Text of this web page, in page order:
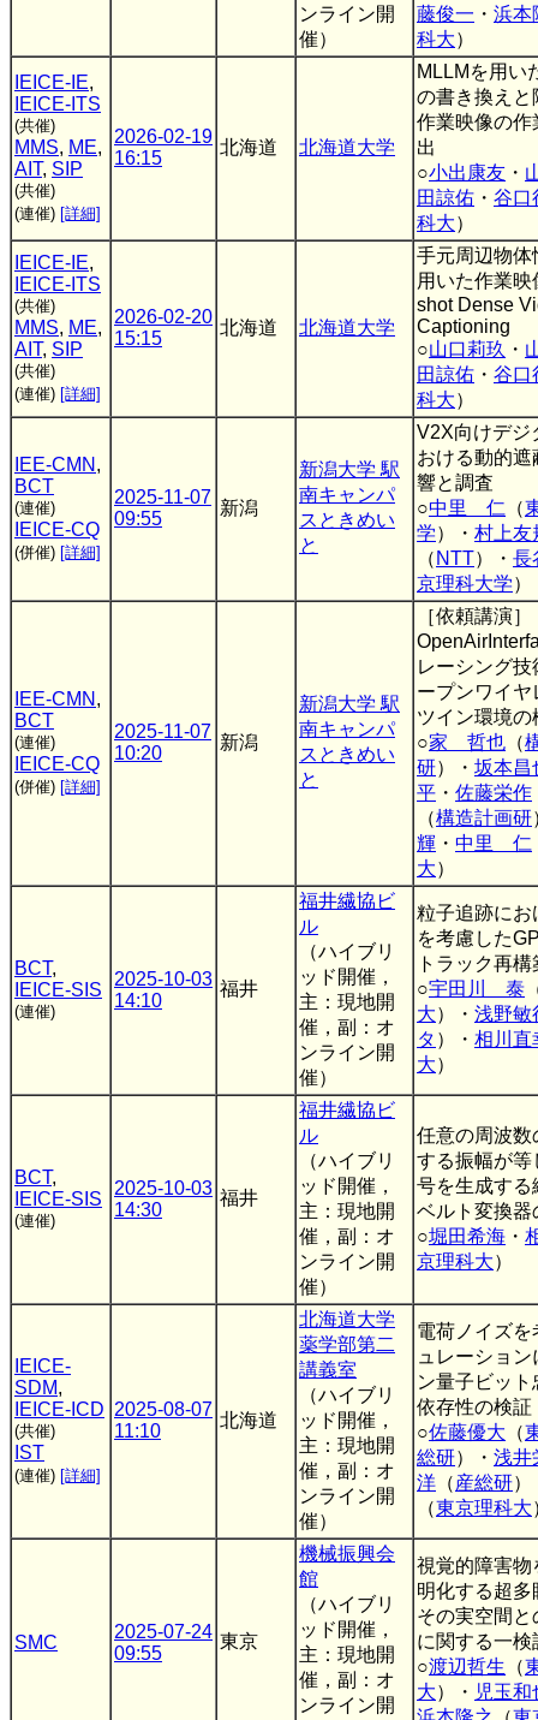
ンライン開
催）
藤俊一 ・ 浜本
科大）
IEICE-IE,
IEICE-ITS
(共催)
MMS, ME,
AIT, SIP
(共催)
(連催) [詳細]
2026-02-19
16:15
北海道 北海道大学
MLLMを用い
の書き換えと
作業映像の作
出
○小出康友 ・
田諒佑 ・ 谷口
科大）
IEICE-IE,
IEICE-ITS
(共催)
MMS, ME,
AIT, SIP
(共催)
(連催) [詳細]
2026-02-20
15:15
北海道 北海道大学
手元周辺物体
用いた作業映
shot Dense
Captioning
○山口莉玖 ・
田諒佑 ・ 谷口
科大）
IEE-CMN ,
BCT
(連催)
IEICE-CQ
(併催) [詳細]
2025-11-07
09:55
新潟
新潟大学 駅
南キャンパ
スときめい
と
V2X向けデジ
おける動的
響と調査
○中里 仁 （
学）・ 村上友
（ NTT）・ 長
京理科大学）
IEE-CMN ,
BCT
(連催)
IEICE-CQ
(併催) [詳細]
2025-11-07
10:20
新潟
新潟大学 駅
南キャンパ
スときめい
と
［依頼講演］
レーシング
ープンワイ
ツイン環境の
○家 哲也 （
研）・ 坂本昌
平 ・ 佐藤栄作
（構造計画研
輝 ・ 中里 仁
大）
BCT,
IEICE-SIS
(連催)
2025-10-03
14:10
福井
福井繊協ビ
ル
（ハイブリ
ッド開催，
主：現地開
催，副：オ
ンライン開
催）
粒子追跡にお
を考慮した
トラック再
○宇田川 泰
大）・ 浅野敏
タ ）・ 相川直
大）
BCT,
IEICE-SIS
(連催)
2025-10-03
14:30
福井
福井繊協ビ
ル
（ハイブリ
ッド開催，
主：現地開
催，副：オ
ンライン開
催）
任意の周波数
する振幅が等
号を生成する
ベルト変換器
○堀田希海 ・
京理科大）
IEICE-
SDM,
IEICE-ICD
(共催)
IST
(連催) [詳細]
2025-08-07
11:10
北海道
北海道大学
薬学部第二
講義室
（ハイブリ
ッド開催，
主：現地開
催，副：オ
ンライン開
催）
電荷ノイズ
ュレーショ
ン量子ビッ
依存性の検証
○佐藤優大 （
総研）・ 浅井
洋 （産総研）
（東京理科大
SMC
2025-07-24
09:55
東京
機械振興会
館
（ハイブリ
ッド開催，
主：現地開
催，副：オ
ンライン開
視覚的障害物
明化する超
その実空間
に関する一検
○渡辺哲生 （
大）・ 児玉和